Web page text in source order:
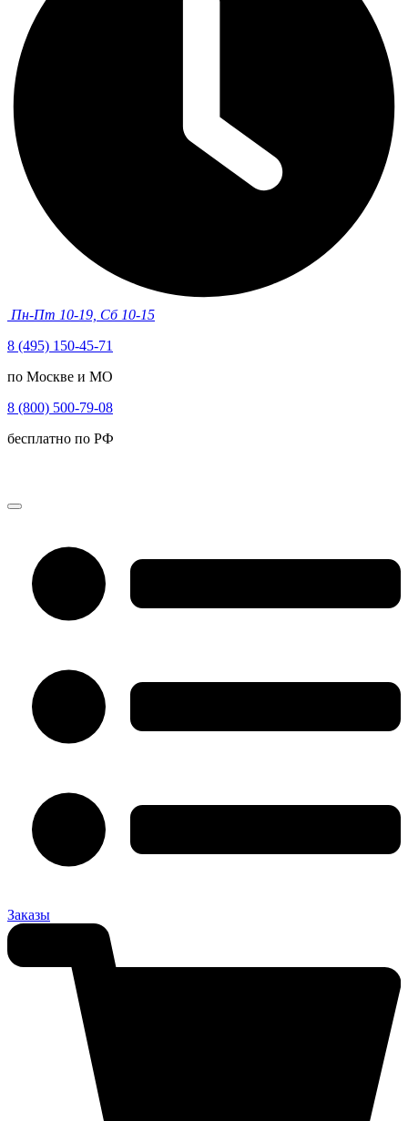
Пн-Пт 10-19, Сб 10-15
8 (495) 150-45-71
по Москве и МО
8 (800) 500-79-08
бесплатно по РФ
Заказы